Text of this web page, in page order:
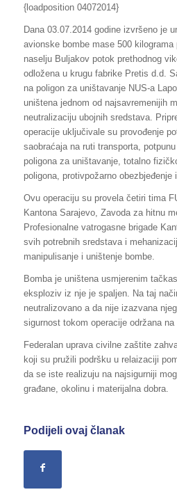
{loadposition 04072014}
Dana 03.07.2014 godine izvršeno je
avionske bombe mase 500 kilograma
naselju Buljakov potok prethodnog
odložena u krugu fabrike Pretis d.d.
na poligon za uništavanje NUS-a
uništena jednom od najsavremenijih
neutralizaciju ubojnih sredstava.
operacije uključivale su provođenje
saobraćaja na ruti transporta,
poligona za uništavanje, totalno
poligona, protivpožarno
Ovu operaciju su provela četiri tima
Kantona Sarajevo, Zavoda za hitnu
Profesionalne vatrogasne brigade
svih potrebnih sredstava i
manipulisanje i uništenje bombe.
Bomba je uništena usmjerenim
eksploziv iz nje je spaljen. Na taj
neutralizovano a da nije izazvana
sigurnost tokom operacije održana
Federalan uprava civilne zaštite
koji su pružili podršku u relaizaciji
da se iste realizuju na najsigurniji
građane, okolinu i materijalna dobra.
Podijeli ovaj članak